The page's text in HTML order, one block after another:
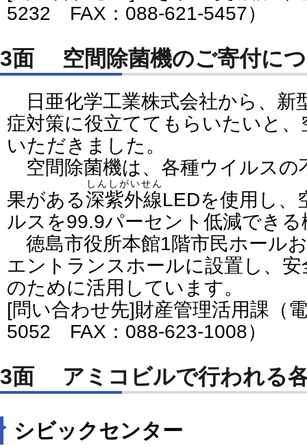
5232 FAX：088-621-5457）
3面 空間除菌機のご寄付に
日亜化学工業株式会社から、新
症対策に役立ててもらいたいと
いただきました。
空間除菌機は、各種ウイルスの
果がある深紫外線
しんしがいせん
LEDを使用し、
ルスを99.9パーセント低減でき
徳島市役所本館1階市民ホール
エントランスホールに設置し、
のために活用しています。
[問い合わせ先]財産管理活用課（
5052 FAX：088-623-1008）
3面 アミコビルで行われる
シビックセンター